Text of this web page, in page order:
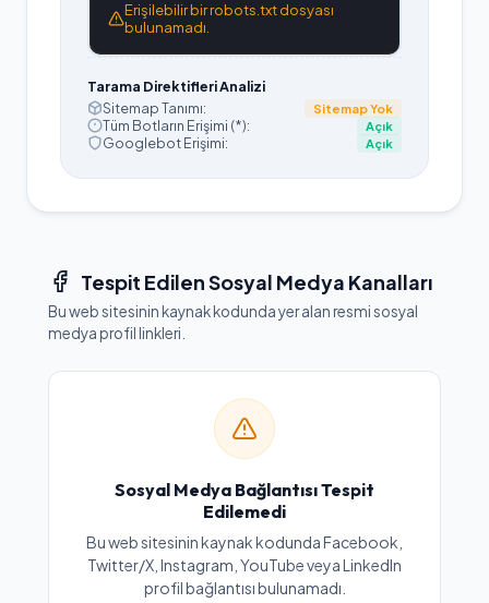
Erişilebilir bir robots.txt dosyası
bulunamadı.
Tarama Direktifleri Analizi
Sitemap Tanımı:
Sitemap Yok
Tüm Botların Erişimi (*): Açık
Googlebot Erişimi: Açık
Tespit Edilen Sosyal Medya Kanalları
Bu web sitesinin kaynak kodunda yer alan resmi sosyal
medya profil linkleri.
Sosyal Medya Bağlantısı Tespit
Edilemedi
Bu web sitesinin kaynak kodunda Facebook,
Twitter/X, Instagram, YouTube veya LinkedIn
profil bağlantısı bulunamadı.